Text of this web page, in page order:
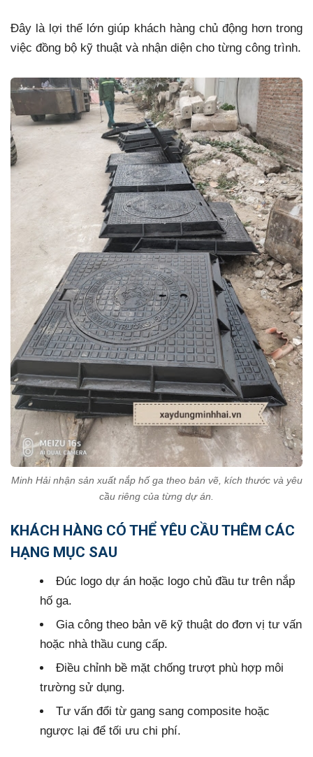
Đây là lợi thế lớn giúp khách hàng chủ động hơn trong
việc đồng bộ kỹ thuật và nhận diện cho từng công trình.
Minh Hải nhận sản xuất nắp hố ga theo bản vẽ, kích thước và yêu
cầu riêng của từng dự án.
KHÁCH HÀNG CÓ THỂ YÊU CẦU THÊM CÁC
HẠNG MỤC SAU
Đúc logo dự án hoặc logo chủ đầu tư trên nắp
hố ga.
Gia công theo bản vẽ kỹ thuật do đơn vị tư vấn
hoặc nhà thầu cung cấp.
Điều chỉnh bề mặt chống trượt phù hợp môi
trường sử dụng.
Tư vấn đổi từ gang sang composite hoặc
ngược lại để tối ưu chi phí.